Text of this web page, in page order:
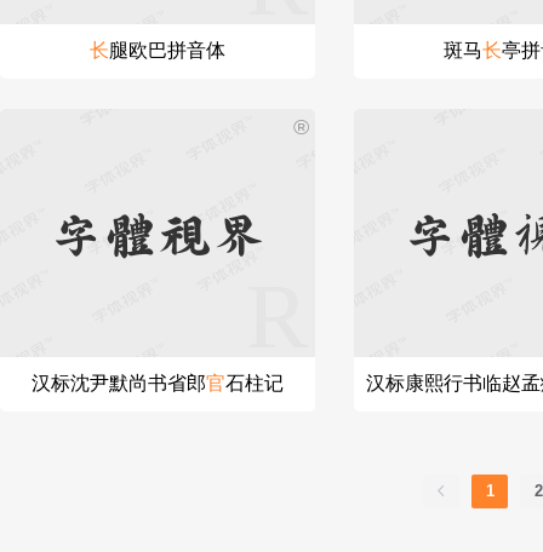
长腿欧巴拼音体 斑马长亭
字体视界
汉标沈尹默尚书省郎官石柱记
®
字体
汉标康熙行书临赵
1 2